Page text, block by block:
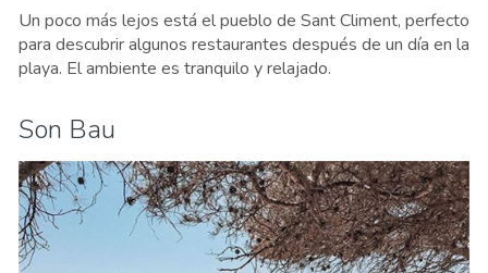
Un poco más lejos está el pueblo de Sant Climent, perfecto
para descubrir algunos restaurantes después de un día en la
playa. El ambiente es tranquilo y relajado.
Son Bau